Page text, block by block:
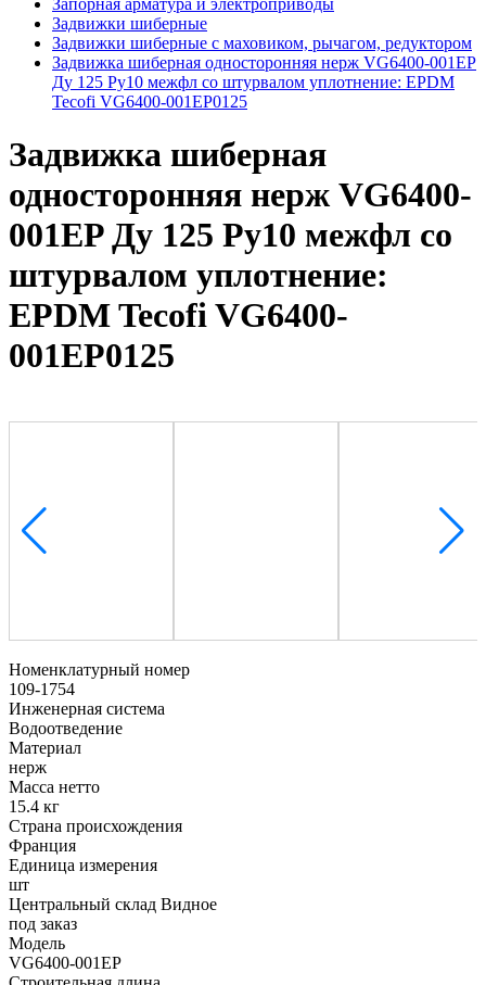
Запорная арматура и электроприводы
Задвижки шиберные
Задвижки шиберные с маховиком, рычагом, редуктором
Задвижка шиберная односторонняя нерж VG6400-001EP
Ду 125 Ру10 межфл со штурвалом уплотнение: EPDM
Tecofi VG6400-001EP0125
Задвижка шиберная
односторонняя нерж VG6400-
001EP Ду 125 Ру10 межфл со
штурвалом уплотнение:
EPDM Tecofi VG6400-
001EP0125
Номенклатурный номер
109-1754
Инженерная система
Водоотведение
Материал
нерж
Масса нетто
15.4 кг
Страна происхождения
Франция
Единица измерения
шт
Центральный склад Видное
под заказ
Модель
VG6400-001EP